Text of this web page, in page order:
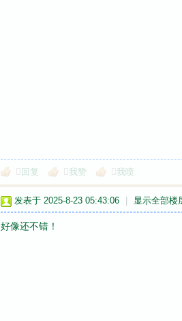
回复 我赞 我喷
发表于 2025-8-23 05:43:06 显示全部楼
好像还不错！